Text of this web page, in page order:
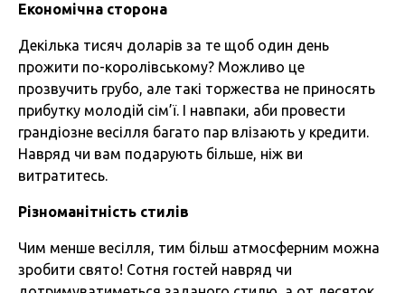
Економічна сторона
Декілька тисяч доларів за те щоб один день
прожити по-королівському? Можливо це
прозвучить грубо, але такі торжества не приносять
прибутку молодій сім’ї. І навпаки, аби провести
грандіозне весілля багато пар влізають у кредити.
Навряд чи вам подарують більше, ніж ви
витратитесь.
Різноманітність стилів
Чим менше весілля, тим більш атмосферним можна
зробити свято! Сотня гостей навряд чи